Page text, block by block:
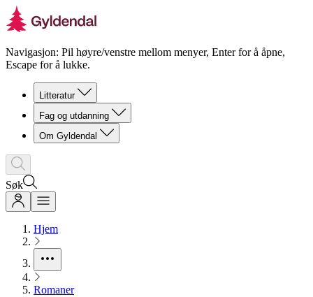
Navigasjon: Pil høyre/venstre mellom menyer, Enter for å åpne,
Escape for å lukke.
Litteratur
Fag og utdanning
Om Gyldendal
Søk
Hjem
Romaner